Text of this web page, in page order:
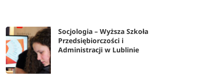
Socjologia – Wyższa Szkoła
Przedsiębiorczości i
Administracji w Lublinie